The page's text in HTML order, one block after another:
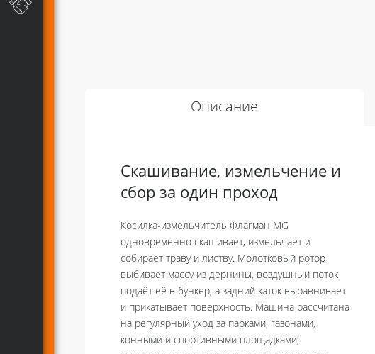
Описание
Скашивание, измельчение и
сбор за один проход
Косилка-измельчитель Флагман MG
одновременно скашивает, измельчает и
собирает траву и листву. Молотковый ротор
выбивает массу из дернины, воздушный поток
подаёт её в бункер, а задний каток выравнивает
и прикатывает поверхность. Машина рассчитана
на регулярный уход за парками, газонами,
конными и спортивными площадками,